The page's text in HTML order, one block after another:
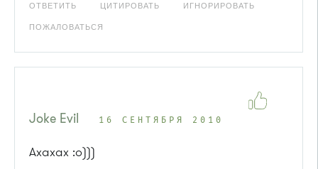
ОТВЕТИТЬ ЦИТИРОВАТЬ ИГНОРИРОВАТЬ
ПОЖАЛОВАТЬСЯ
Joke Evil 16 СЕНТЯБРЯ 2010
Ахахах :o)))